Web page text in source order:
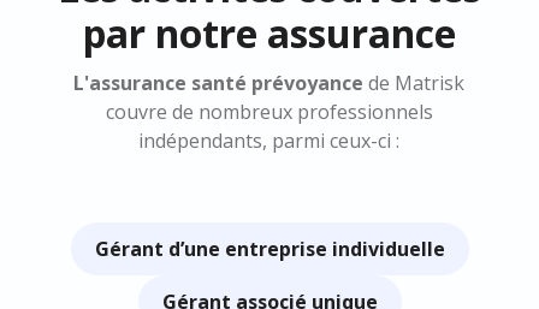
par notre assurance
L'assurance santé prévoyance de Matrisk
couvre de nombreux professionnels
indépendants, parmi ceux-ci :
Gérant d’une entreprise individuelle
Gérant associé unique